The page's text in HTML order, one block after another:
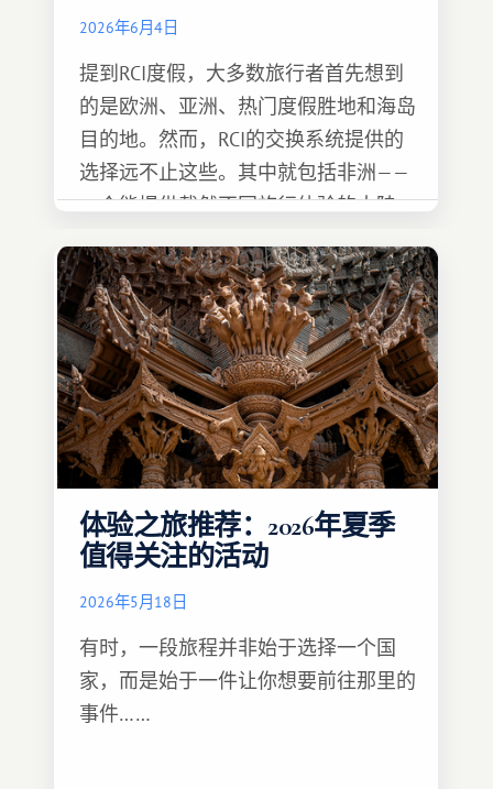
2026年6月4日
提到RCI度假，大多数旅行者首先想到
的是欧洲、亚洲、热门度假胜地和海岛
目的地。然而，RCI的交换系统提供的
选择远不止这些。其中就包括非洲——
一个能提供截然不同旅行体验的大陆。
体验之旅推荐：2026年夏季
值得关注的活动
2026年5月18日
有时，一段旅程并非始于选择一个国
家，而是始于一件让你想要前往那里的
事件……